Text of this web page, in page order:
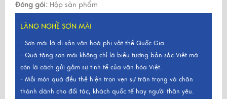
Đóng gói: Hộp sản phẩm
LÀNG NGHỀ SƠN MÀI
- Sơn mài là di sản văn hoá phi vật thể Quốc Gia.
- Quà tặng sơn mài không chỉ là biểu tượng bản sắc Việt mà
còn là cách gửi gắm sự tinh tế của văn hóa Việt.
- Mỗi món quà đều thể hiện trọn vẹn sự trân trọng và chân
thành dành cho đối tác, khách quốc tế hay người thân yêu.